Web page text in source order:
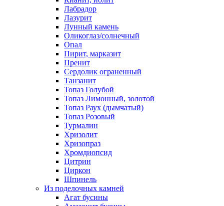
Лабрадор
Лазурит
Лунный камень
Оликоглаз/солнечный
Опал
Пирит, марказит
Пренит
Сердолик ограненный
Танзанит
Топаз Голубой
Топаз Лимонный, золотой
Топаз Раух (дымчатый)
Топаз Розовый
Турмалин
Хризолит
Хризопраз
Хромдиопсид
Цитрин
Циркон
Шпинель
Из поделочных камней
Агат бусины